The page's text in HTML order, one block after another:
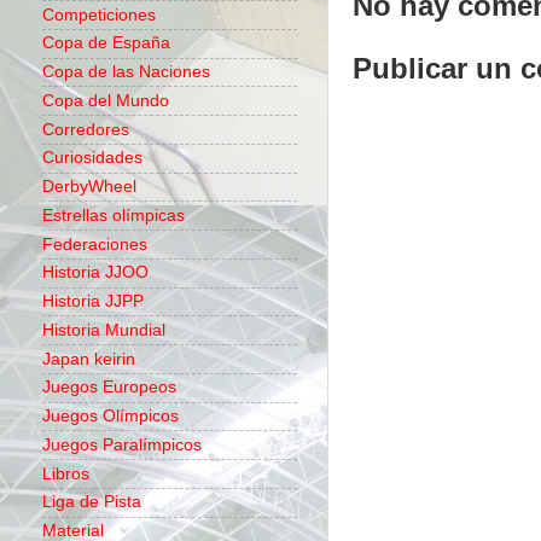
Publicar un
Competiciones
Copa de España
Copa de las Naciones
Copa del Mundo
Corredores
Curiosidades
DerbyWheel
Estrellas olímpicas
Federaciones
Historia JJOO
Historia JJPP
Historia Mundial
Japan keirin
Juegos Europeos
Juegos Olímpicos
Juegos Paralímpicos
Libros
Liga de Pista
Material